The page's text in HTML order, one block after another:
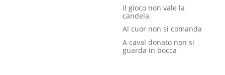
Il gioco non vale la
candela
Al cuor non si comanda
A caval donato non si
guarda in bocca